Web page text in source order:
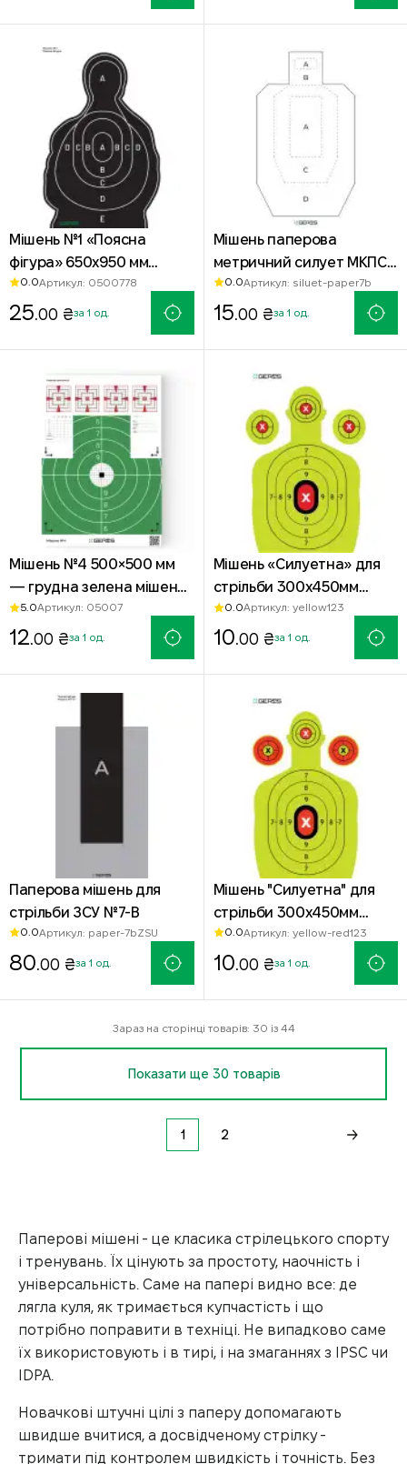
Мішень №1 «Поясна
фігура» 650х950 мм
чорна — паперова
мішень для стрільби
0.0Артикул: 0500778
25 .00 ₴за 1 од.
Мішень паперова
метричний силует МКПС
7-б Gerts
0.0Артикул: siluet-paper7b
15 .00 ₴за 1 од.
Мішень №4 500×500 мм
— грудна зелена мішень
з квадратами та
удосконаленою
5.0Артикул: 05007
12.00 ₴за 1 од.
Мішень «Силуетна» для
стрільби 300х450мм
неоново-жовта
0.0Артикул: yellow123
10.00 ₴за 1 од.
Паперова мішень для
стрільби ЗСУ №7-В
0.0Артикул: paper-7bZSU
80 .00 ₴за 1 од.
Мішень "Силуетна" для
стрільби 300х450мм
неоново-жовта з
червоними зонами
0.0Артикул: yellow-red123
10 .00 ₴за 1 од.
Зараз на сторінці товарів: 30 із 44
Показати ще 30 товарів
1 2
Паперові мішені - це класика стрілецького спорту
і тренувань. Їх цінують за простоту, наочність і
універсальність. Саме на папері видно все: де
лягла куля, як тримається купчастість і що
потрібно поправити в техніці. Не випадково саме
їх використовують і в тирі, і на змаганнях з IPSC чи
IDPA.
Новачкові штучні цілі з паперу допомагають
швидше вчитися, а досвідченому стрілку -
тримати під контролем швидкість і точність. Без